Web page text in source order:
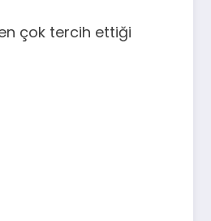
çok tercih ettiği